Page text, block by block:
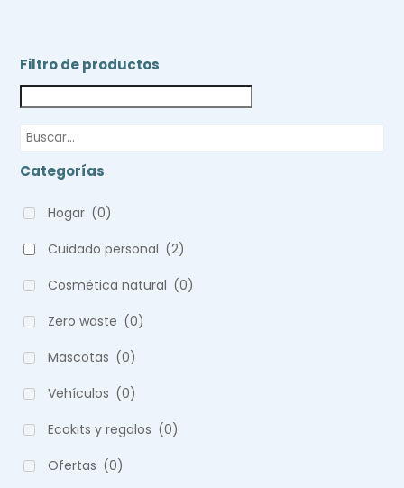
$18.23
Filtro de productos
Categorías
Hogar (0)
Cuidado personal (2)
Cosmética natural (0)
Zero waste (0)
Mascotas (0)
Vehículos (0)
Ecokits y regalos (0)
Ofertas (0)